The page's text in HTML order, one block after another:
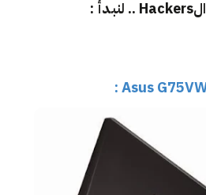
Asus G75VW